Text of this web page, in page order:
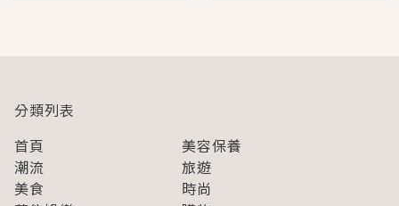
分類列表
首頁
美容保養
潮流
旅遊
美食
時尚